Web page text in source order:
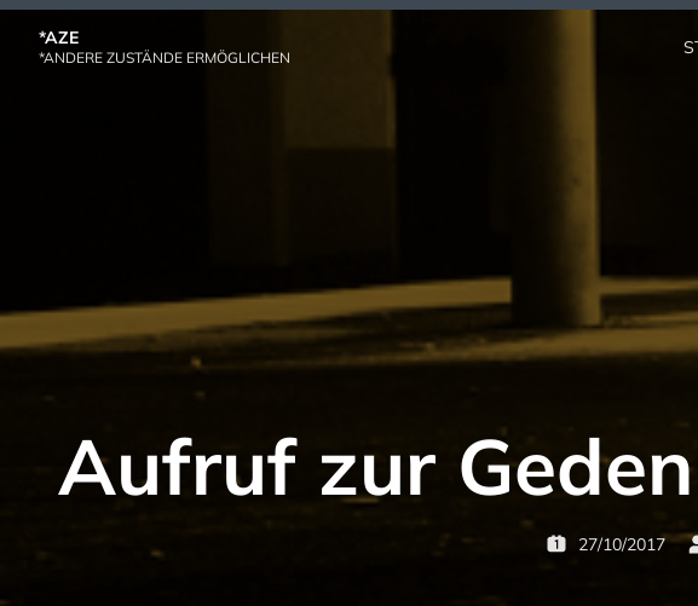
Skip
*AZE
*ANDERE ZUSTÄNDE ERMÖGLICHEN
Aufruf zur
P
27/10/2017
B